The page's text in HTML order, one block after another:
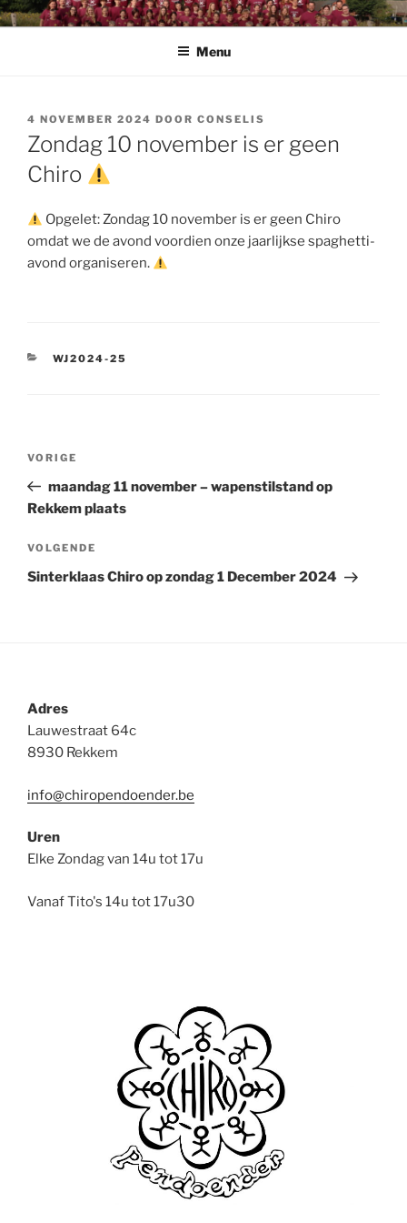
Spring
naarCHIRO PENDOENDER
Chiro Pendoender Rekkem
Menu
GEPLAATST
OP
4 NOVEMBER 2024 DOOR CONSELIS
Zondag 10 november is er geen
Chiro
Opgelet: Zondag 10 november is er geen Chiro
omdat we de avond voordien onze jaarlijkse spaghetti-
avond organiseren.
CATEGORIEËN
WJ2024-25
Vorig
bericht
VORIGE
maandag 11 november – wapenstilstand op
Rekkem plaats
Volgend
bericht
VOLGENDE
Sinterklaas Chiro op zondag 1 December 2024
Adres
Lauwestraat 64c
8930 Rekkem
info@chiropendoender.be
Uren
Elke Zondag van 14u tot 17u
Vanaf Tito's 14u tot 17u30